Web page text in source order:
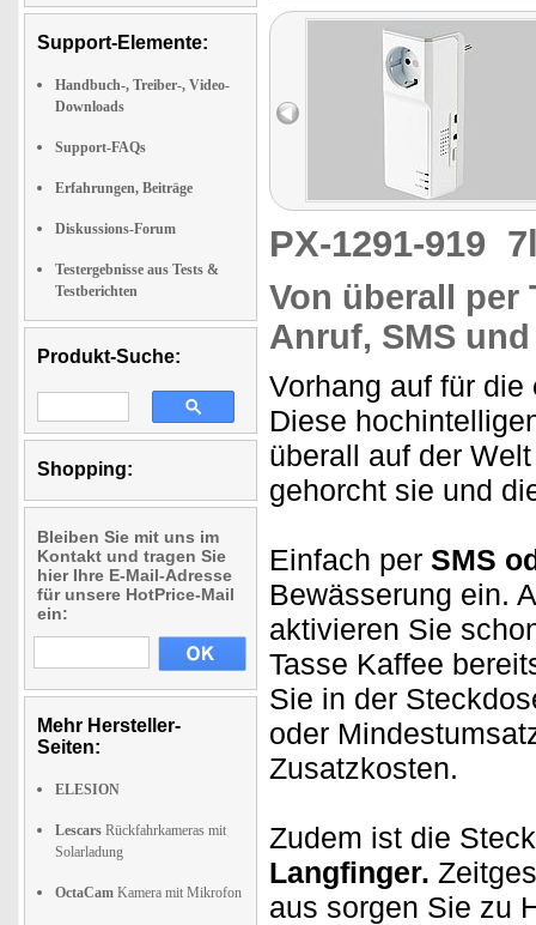
Support-Elemente:
Handbuch-, Treiber-, Video-
Downloads
Support-FAQs
Erfahrungen, Beiträge
Diskussions-Forum
Testergebnisse aus Tests &
Testberichten
Produkt-Suche:
Shopping:
Bleiben Sie mit uns im
Kontakt und tragen Sie
hier Ihre E-Mail-Adresse
für unsere HotPrice-Mail
ein:
Mehr Hersteller-
Seiten:
ELESION
Lescars Rückfahrkameras mit
Solarladung
OctaCam Kamera mit Mikrofon
PX-1291-919
Von überall per
Anruf, SMS
Vorhang auf für die
Diese
überall auf der
gehorcht sie und
Einfach per SMS
Bewässerung ein.
aktivieren Sie
Tasse Kaffee
Sie in der
oder
Zusatzkosten.
Zudem ist die
Langfinger.
aus sorgen Sie zu